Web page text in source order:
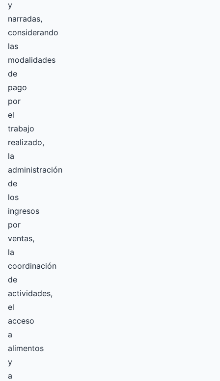
y
narradas,
considerando
las
modalidades
de
pago
por
el
trabajo
realizado,
la
administración
de
los
ingresos
por
ventas,
la
coordinación
de
actividades,
el
acceso
a
alimentos
y
a